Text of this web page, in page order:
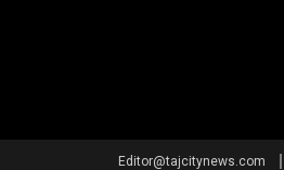
Editor@tajcitynews.com